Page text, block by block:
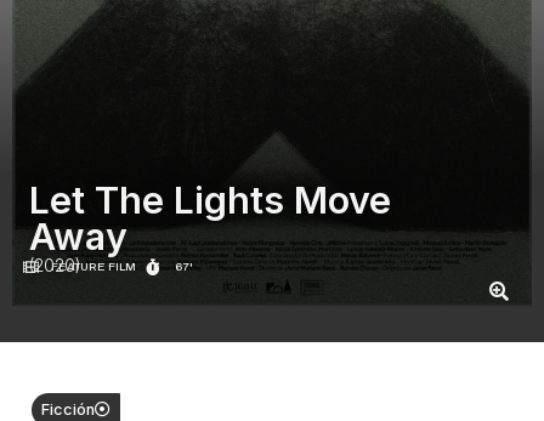
FEATURE FILM 67'
Let The Lights Move
Away
(2020)
Ficción